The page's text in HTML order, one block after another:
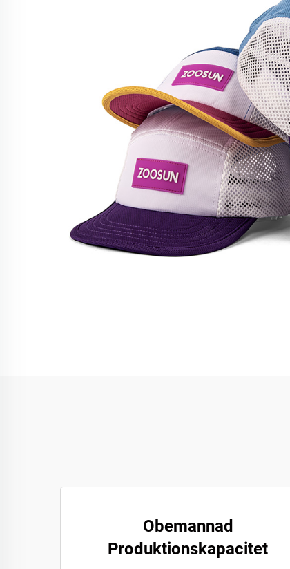
Obemannad
Produktionskapacitet